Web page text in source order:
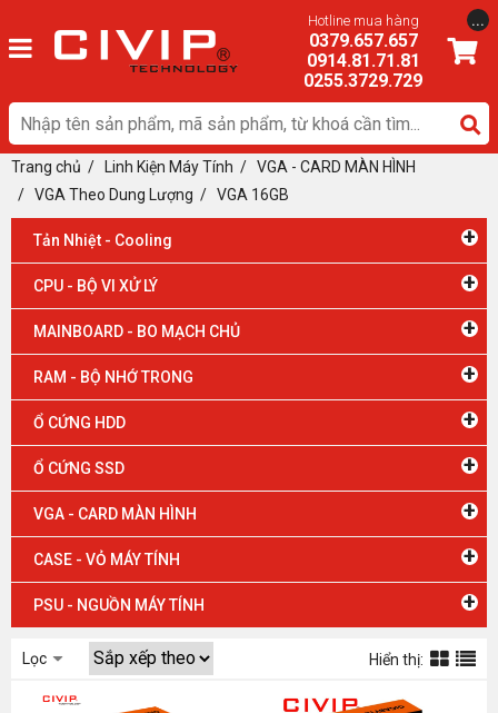
Hotline mua hàng
0379.657.657
0914.81.71.81
0255.3729.729
...
Trang chủ / Linh Kiện Máy Tính / VGA - CARD MÀN HÌNH
/ VGA Theo Dung Lượng / VGA 16GB
Tản Nhiệt - Cooling +
CPU - BỘ VI XỬ LÝ +
MAINBOARD - BO MẠCH CHỦ +
RAM - BỘ NHỚ TRONG +
Ổ CỨNG HDD +
Ổ CỨNG SSD +
VGA - CARD MÀN HÌNH +
CASE - VỎ MÁY TÍNH +
PSU - NGUỒN MÁY TÍNH +
Lọc Hiển thị: